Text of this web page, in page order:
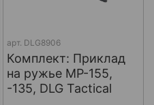
арт. DLG8906
Комплект: Приклад
на ружье МР-155,
-135, DLG Tactical